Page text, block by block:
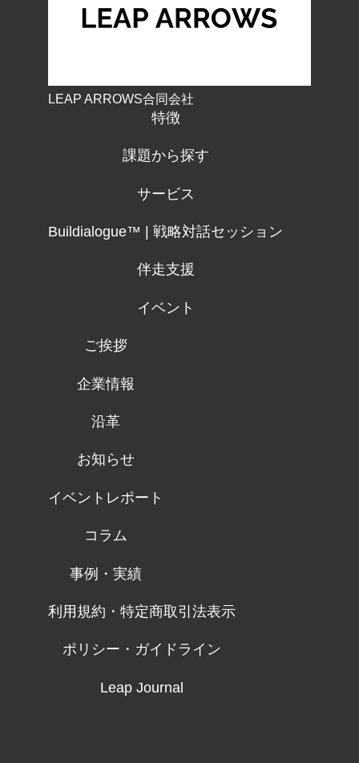
LEAP ARROWS合同会社
特徴
課題から探す
サービス
Buildialogue™ | 戦略対話セッション
伴走支援
イベント
ご挨拶
企業情報
沿革
お知らせ
イベントレポート
コラム
事例・実績
利用規約・特定商取引法表示
ポリシー・ガイドライン
Leap Journal